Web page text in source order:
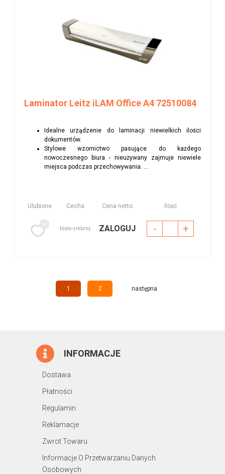
Laminator Leitz iLAM Office A4 72510084
Idealne urządzenie do laminacji niewielkich ilości
dokumentów.
Stylowe wzornictwo pasujące do każdego
nowoczesnego biura - nieużywany zajmuje niewiele
miejsca podczas przechowywania. ...
Ulubione Cecha Cena netto Ilość
biało-srebrny ZALOGUJ - +
1 2 następna
INFORMACJE
Dostawa
Płatności
Regulamin
Reklamacje
Zwrot Towaru
Informacje O Przetwarzaniu Danych
Osobowych